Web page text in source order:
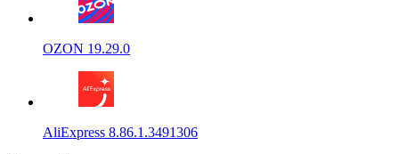
OZON 19.29.0
AliExpress 8.86.1.3491306